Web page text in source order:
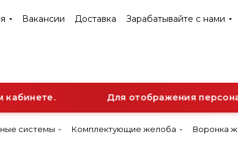
Вакансии Доставка Зарабатывайте с нами
Для отображения
системы Комплектующие желоба Воронка